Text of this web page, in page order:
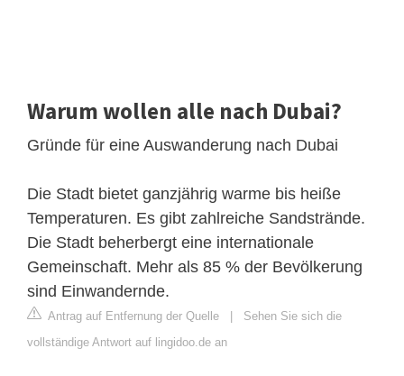
Warum wollen alle nach Dubai?
Gründe für eine Auswanderung nach Dubai
Die Stadt bietet ganzjährig warme bis heiße
Temperaturen. Es gibt zahlreiche Sandstrände.
Die Stadt beherbergt eine internationale
Gemeinschaft. Mehr als 85 % der Bevölkerung
sind Einwandernde.
Antrag auf Entfernung der Quelle
Sehen Sie sich die
vollständige Antwort auf lingidoo.de an